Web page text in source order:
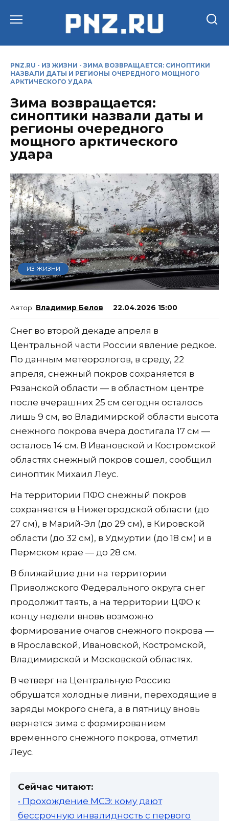
PNZ.RU - ИЗ ЖИЗНИ - ЗИМА ВОЗВРАЩАЕТСЯ: СИНОПТИКИ
НАЗВАЛИ ДАТЫ И РЕГИОНЫ ОЧЕРЕДНОГО МОЩНОГО
АРКТИЧЕСКОГО УДАРА
Зима возвращается:
синоптики назвали даты и
регионы очередного
мощного арктического
удара
ИЗ ЖИЗНИ
Владимир Белов 22.04.2026 15:00
Снег во второй декаде апреля в
Центральной части России явление редкое.
По данным метеорологов, в среду, 22
апреля, снежный покров сохраняется в
Рязанской области — в областном центре
после вчерашних 25 см сегодня осталось
лишь 9 см, во Владимирской области высота
снежного покрова вчера достигала 17 см —
осталось 14 см. В Ивановской и Костромской
областях снежный покров сошел, сообщил
синоптик Михаил Леус.
На территории ПФО снежный покров
сохраняется в Нижегородской области (до
27 см), в Марий-Эл (до 29 см), в Кировской
области (до 32 см), в Удмуртии (до 18 см) и в
Пермском крае — до 28 см.
В ближайшие дни на территории
Приволжского Федерального округа снег
продолжит таять, а на территории ЦФО к
концу недели вновь возможно
формирование очагов снежного покрова —
в Ярославской, Ивановской, Костромской,
Владимирской и Московской областях.
В четверг на Центральную Россию
обрушатся холодные ливни, переходящие в
заряды мокрого снега, а в пятницу вновь
вернется зима с формированием
временного снежного покрова, отметил
Леус.
Сейчас читают:
• Прохождение МСЭ: кому дают
бессрочную инвалидность с первого